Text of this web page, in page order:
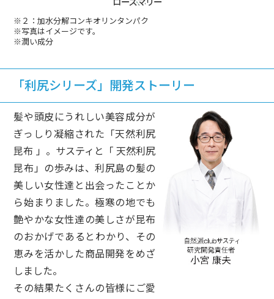
※２：加水分解コンキオリンタンパク
※写真はイメージです。
※潤い成分
「利尻シリーズ」開発ストーリー
髪や頭皮にうれしい美容成分が
ぎっしり凝縮された「天然利尻
昆布 」。サスティと「 天然利尻
昆布」の歩みは、利尻島の髪の
美しい女性達と出会ったことか
ら始まりました。極寒の地でも
艶やかな女性達の美しさが昆布
のおかげであるとわかり、その
恵みを活かした商品開発をめざ
しました。
その結果たくさんの皆様にご愛